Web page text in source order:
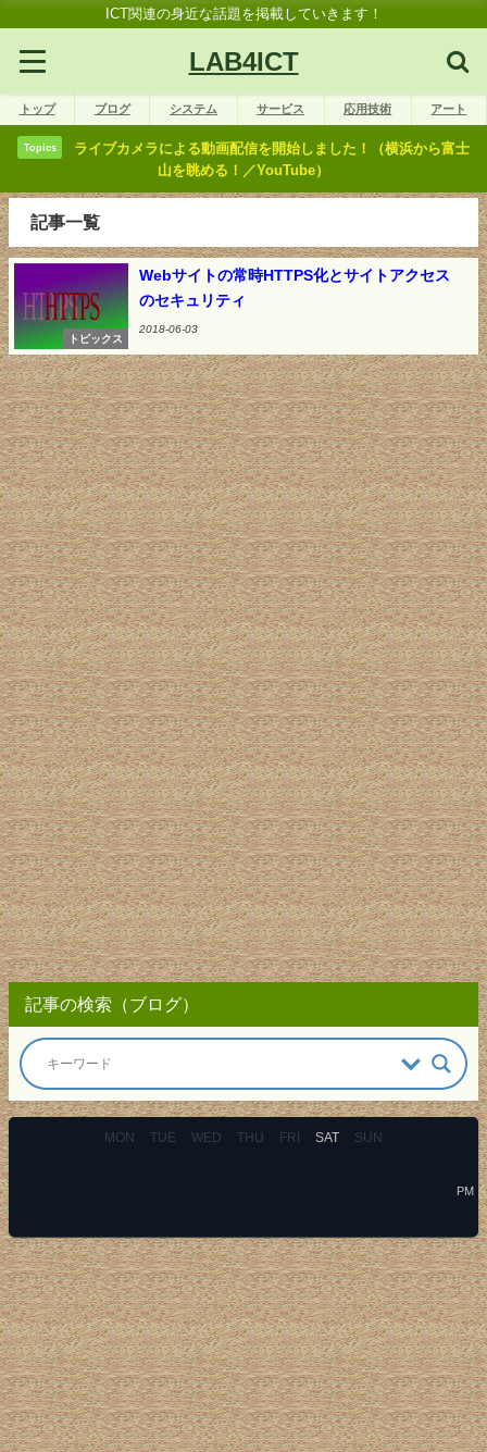
ICT関連の身近な話題を掲載していきます！
LAB4ICT
トップ ブログ システム サービス 応用技術 アート
Topics
ライブカメラによる動画配信を開始しました！（横浜から富士
山を眺める！／YouTube）
記事一覧
トピックス
Webサイトの常時HTTPS化とサイトアクセス
のセキュリティ
2018-06-03
記事の検索（ブログ）
MON TUE WED THU FRI SAT SUN
PM